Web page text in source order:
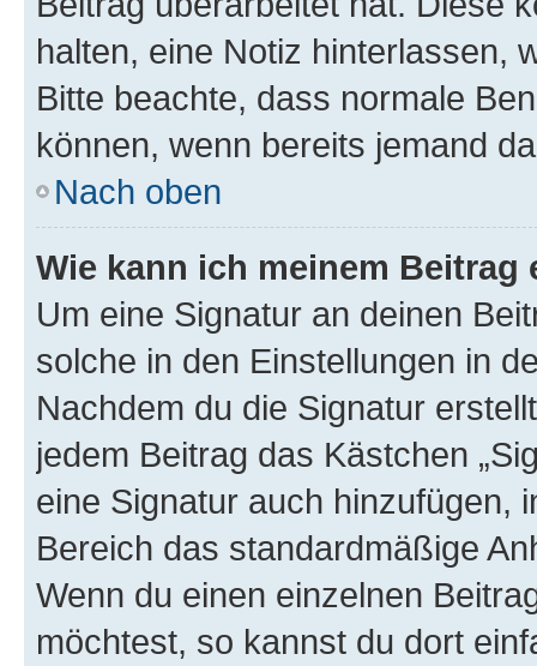
halten, eine Notiz hinterlassen,
Bitte beachte, dass normale
können, wenn bereits jemand
Nach oben
Wie kann ich meinem
Um eine Signatur an deinen
solche in den Einstellungen in
Nachdem du die Signatur
jedem Beitrag das Kästchen
eine Signatur auch hinzufügen,
Bereich das standardmäßige
Wenn du einen einzelnen
möchtest, so kannst du dort